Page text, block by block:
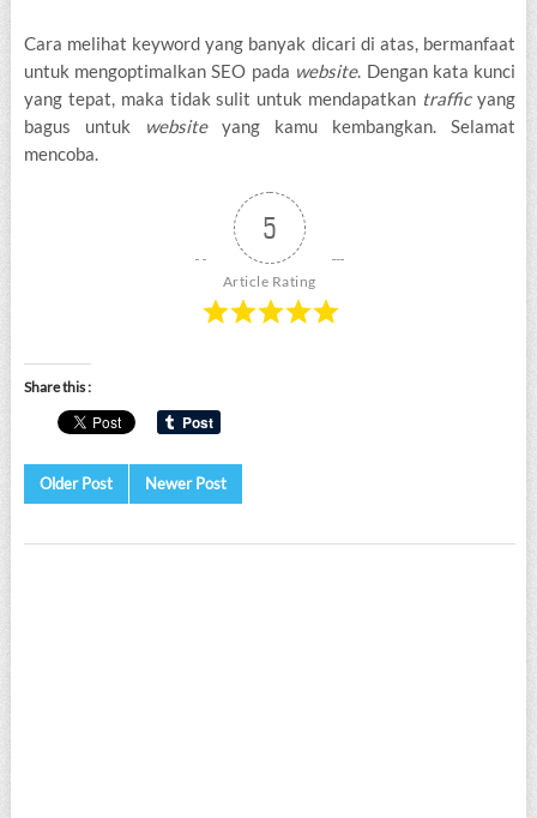
Cara melihat keyword yang banyak dicari di atas, bermanfaat
untuk mengoptimalkan SEO pada website. Dengan kata kunci
yang tepat, maka tidak sulit untuk mendapatkan trafficyang
bagus untuk
website yang kamu kembangkan. Selamat
mencoba.
5
Article Rating
Share this :
Older Post Newer Post